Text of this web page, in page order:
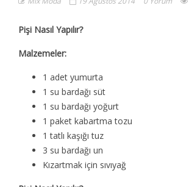
Pişi Nasıl Yapılır?
Malzemeler:
1 adet yumurta
1 su bardağı süt
1 su bardağı yoğurt
1 paket kabartma tozu
1 tatlı kaşığı tuz
3 su bardağı un
Kızartmak için sıvıyağ